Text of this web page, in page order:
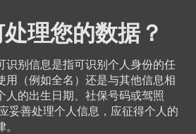
理您的数据？
识别信息是指可识别个人身份的任
用（例如全名）还是与其他信息相
人的出生日期、社保号码或驾照
妥善处理个人信息，应征得个人的